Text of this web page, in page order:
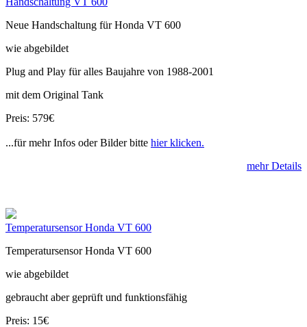
Neue Handschaltung für Honda VT 600
wie abgebildet
Plug and Play für alles Baujahre von 1988-2001
mit dem Original Tank
Preis: 579€
...für mehr Infos oder Bilder bitte hier klicken.
mehr Details
Temperatursensor Honda VT 600
Temperatursensor Honda VT 600
wie abgebildet
gebraucht aber geprüft und funktionsfähig
Preis: 15€